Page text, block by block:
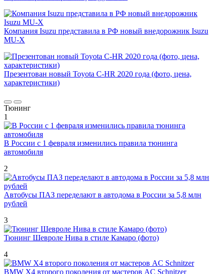
Компания Isuzu представила в РФ новый внедорожник Isuzu
MU-X
Презентован новый Toyota C-HR 2020 года (фото, цена,
характеристики)
Тюнинг
1
В России с 1 февраля изменились правила тюнинга
автомобиля
2
Автобусы ПАЗ переделают в автодома в России за 5,8 млн
рублей
3
Тюнинг Шевроле Нива в стиле Камаро (фото)
4
BMW X4 второго поколения от мастеров AC Schnitzer